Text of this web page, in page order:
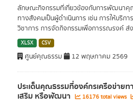
ลักษณะกิจกรรมที่เกี่ยวข้องกับการพัฒนาคุ
ทางสังคมเป็นผู้ดำเนินการ เช่น การให้บริกา
วิชาการ การจัดกิจกรรมเพื่อการรณรงค์ ส่ง
XLSX CSV
ศูนย์คุณธรรม 12 พฤษภาคม 2569
ประเด็นคุณธรรมที่องค์กรเครืิอข่าย
เสริม หรือพัฒนา 16176 total views